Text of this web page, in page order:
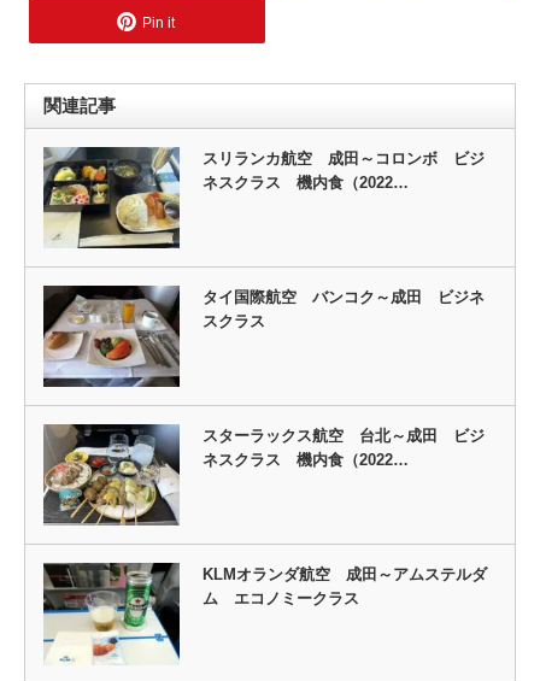
Pin it
関連記事
スリランカ航空 成田～コロンボ ビジ
ネスクラス 機内食（2022…
タイ国際航空 バンコク～成田 ビジネ
スクラス
スターラックス航空 台北～成田 ビジ
ネスクラス 機内食（2022…
KLMオランダ航空 成田～アムステルダ
ム エコノミークラス